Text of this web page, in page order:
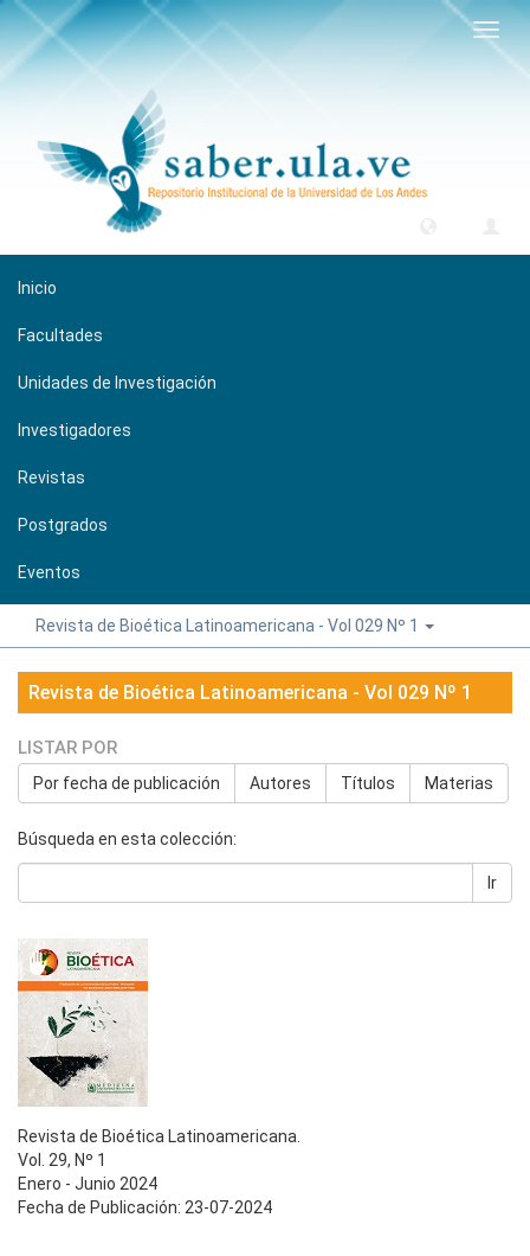
Inicio
Facultades
Unidades de Investigación
Investigadores
Revistas
Postgrados
Eventos
Revista de Bioética Latinoamericana - Vol 029 Nº 1
Revista de Bioética Latinoamericana - Vol 029 Nº 1
LISTAR POR
Por fecha de publicación Autores Títulos Materias
Búsqueda en esta colección:
Ir
Revista de Bioética Latinoamericana.
Vol. 29, Nº 1
Enero - Junio 2024
Fecha de Publicación: 23-07-2024